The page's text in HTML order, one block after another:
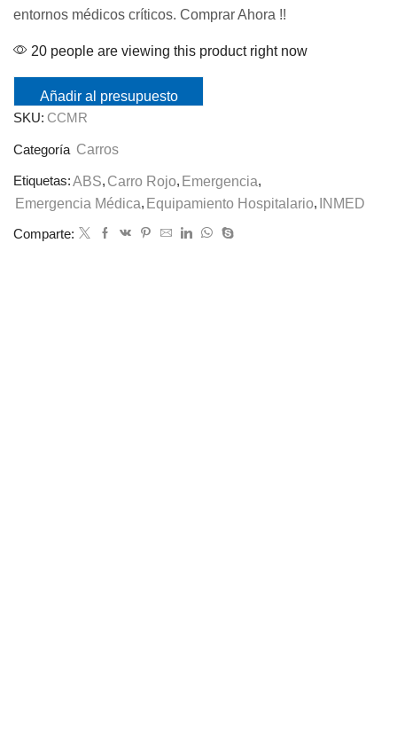
entornos médicos críticos. Comprar Ahora !!
20 people are viewing this product right now
Añadir al presupuesto
SKU: CCMR
Categoría Carros
Etiquetas:ABS, Carro Rojo, Emergencia,
Emergencia Médica, Equipamiento Hospitalario, INMED
Comparte: